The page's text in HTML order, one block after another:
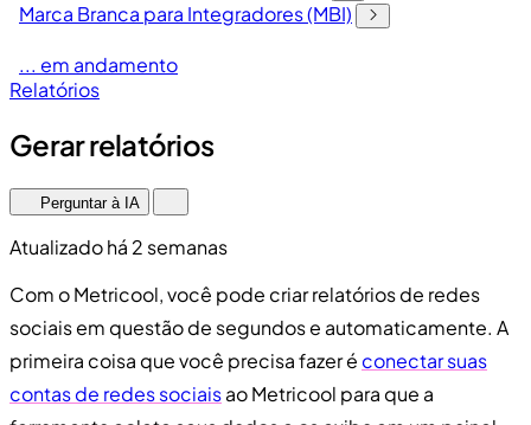
Marca Branca para Integradores (MBI)
... em andamento
Relatórios
Gerar relatórios
Perguntar à IA
Atualizado há 2 semanas
Com o Metricool, você pode criar relatórios de redes
sociais em questão de segundos e automaticamente. A
primeira coisa que você precisa fazer é conectar suas
contas de redes sociaisao Metricool para que a